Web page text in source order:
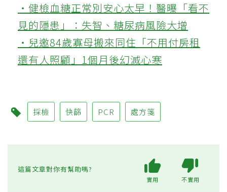
‧健檢血糖正常別安心太早！醫曝「看不
見的隱患」：失智、糖尿病風險大增
‧兒邀84歲寡母搬來同住「不用付房租
還有人照顧」1個月後幻滅心寒
採檢 快篩 PCR 處方箋
這篇文章對你有幫助嗎?
實用 不實用